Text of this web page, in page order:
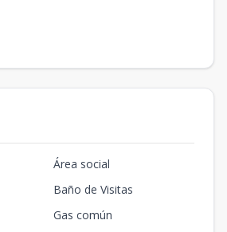
Área social
Baño de Visitas
Gas común